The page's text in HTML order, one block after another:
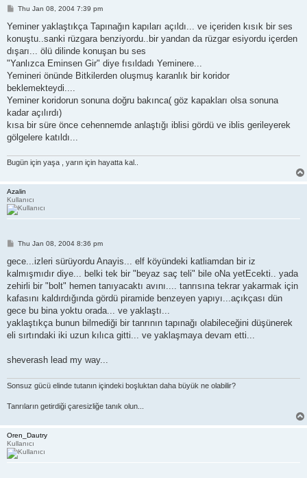
P
s
Thu Jan 08, 2004 7:39 pm
Yeminer yaklaştıkça Tapınağın kapıları açıldı... ve içeriden kısık bir ses
konuştu..sanki rüzgara benziyordu..bir yandan da rüzgar esiyordu içerden
dışarı... ölü dilinde konuşan bu ses
"Yanlızca Eminsen Gir" diye fısıldadı Yeminere...
Yemineri önünde Bitkilerden oluşmuş karanlık bir koridor
beklemekteydi....
Yeminer koridorun sonuna doğru bakınca( göz kapakları olsa sonuna
kadar açılırdı)
kısa bir süre önce cehennemde anlaştığı iblisi gördü ve iblis gerileyerek
gölgelere katıldı...
Bugün için yaşa , yarın için hayatta kal..
Azalin
Kullanıcı
P
s
Thu Jan 08, 2004 8:36 pm
gece...izleri sürüyordu Anayis... elf köyündeki katliamdan bir iz
kalmışmıdır diye... belki tek bir "beyaz saç teli" bile oNa yetEcekti.. yada
zehirli bir "bolt" hemen tanıyacaktı avını.... tanrısına tekrar yakarmak için
kafasını kaldırdığında gördü piramide benzeyen yapıyı...açıkçası dün
gece bu bina yoktu orada... ve yaklaştı...
yaklaştıkça bunun bilmediği bir tanrının tapınağı olabileceğini düşünerek
eli sırtındaki iki uzun kılıca gitti... ve yaklaşmaya devam etti...
sheverash lead my way...
Sonsuz gücü elinde tutanın içindeki boşluktan daha büyük ne olabilir?
Tanrıların getirdiği çaresizliğe tanık olun...
Oren_Dautry
Kullanıcı